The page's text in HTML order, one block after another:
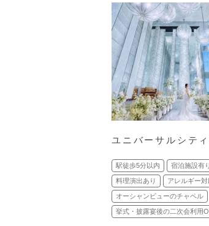
ユニバーサルシテ
駅徒歩5分以内 宿泊施設有
料理演出あり アレルギー
オーシャンビューのチャペル
挙式・披露宴後の二次会利用